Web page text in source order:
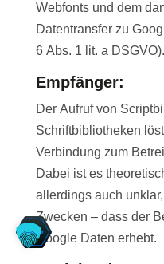
Webfonts und dem
Datentransfer zu
6 Abs. 1 lit. a DSGVO).
Empfänger:
Der Aufruf von
Schriftbibliotheken
Verbindung zum
Dabei ist es
allerdings auch
Zwecken – dass der
Google Daten erhebt.